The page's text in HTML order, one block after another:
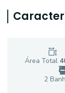
Área Total
2